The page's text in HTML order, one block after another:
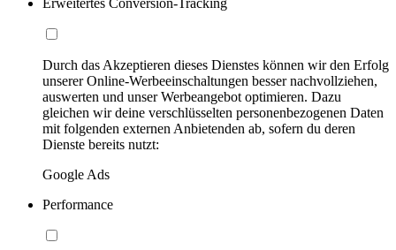
Erweitertes Conversion-Tracking
Durch das Akzeptieren dieses Dienstes können wir den Erfolg
unserer Online-Werbeeinschaltungen besser nachvollziehen,
auswerten und unser Werbeangebot optimieren. Dazu
gleichen wir deine verschlüsselten personenbezogenen Daten
mit folgenden externen Anbietenden ab, sofern du deren
Dienste bereits nutzt:
Google Ads
Performance